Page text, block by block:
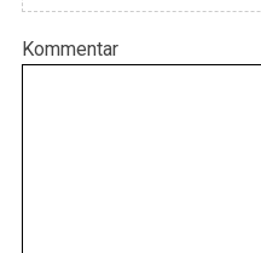
Kommentar